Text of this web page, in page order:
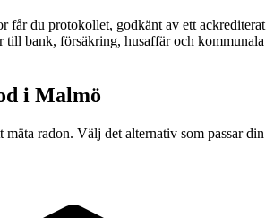
får du protokollet, godkänt av ett ackrediterat
till bank, försäkring, husaffär och kommunala
i Malmö
mäta radon. Välj det alternativ som passar din